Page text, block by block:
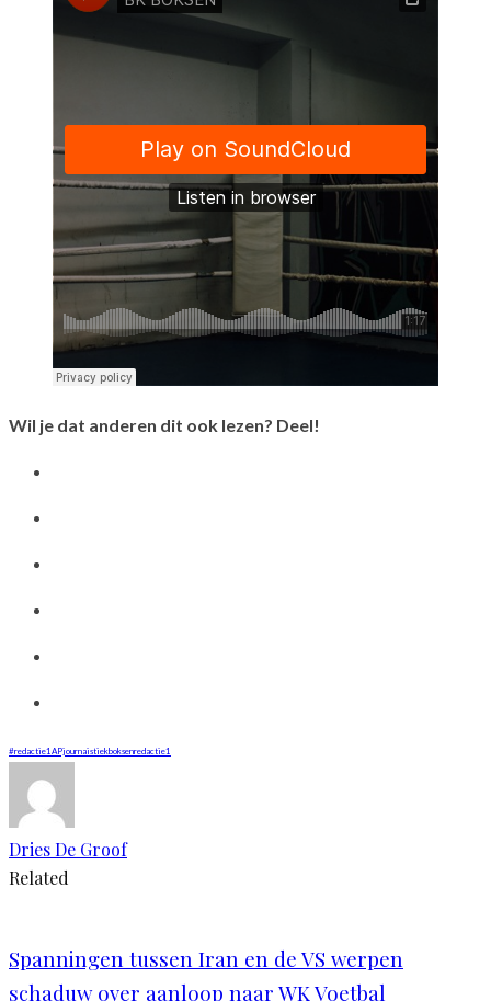
Wil je dat anderen dit ook lezen? Deel!
#redactie1APjournaistiekboksenredactie1
Dries De Groof
Related
Spanningen tussen Iran en de VS werpen
schaduw over aanloop naar WK Voetbal